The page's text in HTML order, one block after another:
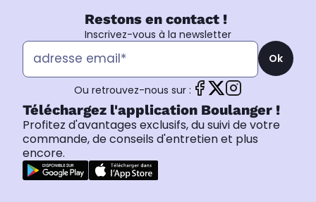
Restons en contact !
Inscrivez-vous à la newsletter
Ok
Ou retrouvez-nous sur :
Téléchargez l'application Boulanger !
Profitez d'avantages exclusifs, du suivi de votre
commande, de conseils d'entretien et plus
encore.